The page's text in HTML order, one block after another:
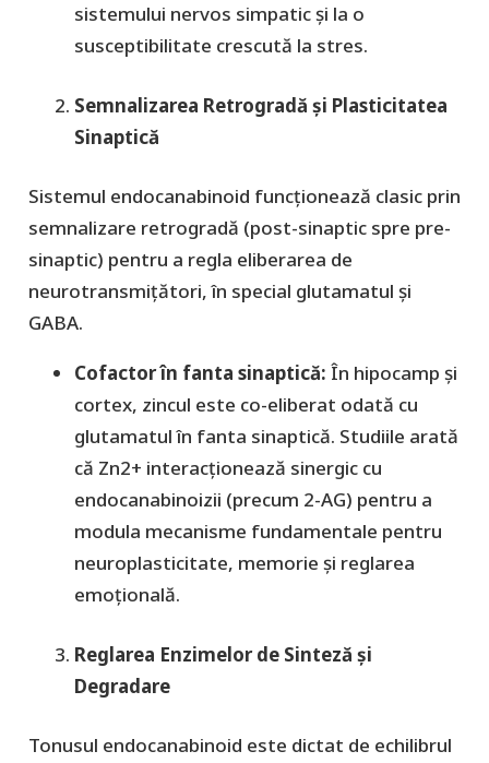
sistemului nervos simpatic și la o
susceptibilitate crescută la stres.
Semnalizarea Retrogradă și Plasticitatea
Sinaptică
​Sistemul endocanabinoid funcționează clasic prin
semnalizare retrogradă (post-sinaptic spre pre-
sinaptic) pentru a regla eliberarea de
neurotransmițători, în special glutamatul și
GABA.
Cofactor în fanta sinaptică: În hipocamp și
cortex, zincul este co-eliberat odată cu
glutamatul în fanta sinaptică. Studiile arată
că Zn2+ interacționează sinergic cu
endocanabinoizii (precum 2-AG) pentru a
modula mecanisme fundamentale pentru
neuroplasticitate, memorie și reglarea
emoțională.
Reglarea Enzimelor de Sinteză și
Degradare
​Tonusul endocanabinoid este dictat de echilibrul